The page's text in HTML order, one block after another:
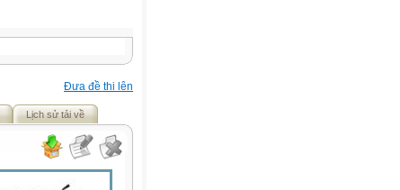
Đưa đề thi lên
Lịch sử tải về